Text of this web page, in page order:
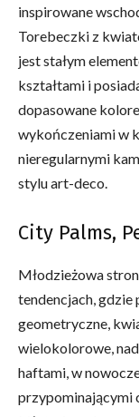
inspirowane
Torebeczki z
jest stałym
kształtami i
dopasowane
wykończeniami w
nieregularnymi
stylu art-deco.
City Palms,
Młodzieżowa
tendencjach,
geometryczne,
wielokolorowe,
haftami, w
przypominającymi